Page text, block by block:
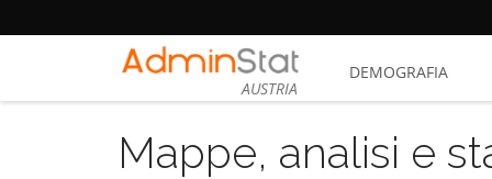
AUSTRIA
DEMOGRAFIA
Mappe, analisi e